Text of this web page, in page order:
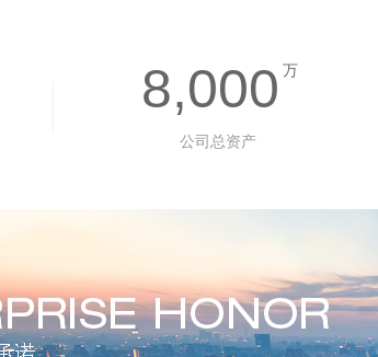
8,000 万
公司总资产